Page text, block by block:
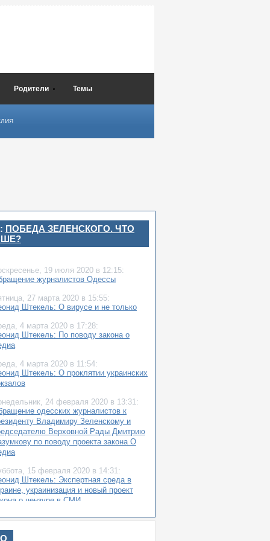
Родители Темы
ПОБЕДА ЗЕЛЕНСКОГО. ЧТО
19 июля 2020 в 12:15:
журналистов Одессы
27 марта 2020 в 15:55:
Штекель: О вирусе и не только
4 марта 2020 в 17:28:
Штекель: По поводу закона о
4 марта 2020 в 11:54:
Штекель: О проклятии украинских
24 февраля 2020 в 13:31:
одесских журналистов к
Владимиру Зеленскому и
Верховной Рады Дмитрию
по поводу проекта закона О
15 февраля 2020 в 14:31:
Штекель: Экспертная среда в
украинизация и новый проект
о цензуре в СМИ
12 февраля 2020в 08:49:
новейшая история «фейков» или
Бородянский хочет прикрыться